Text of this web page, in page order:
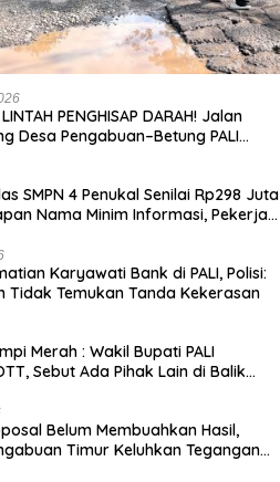
PENGHISAP DARAH! Jalan
Desa Pengabuan–Betung PALI
SMPN 4 Penukal Senilai Rp298 Juta
Nama Minim Informasi, Pekerja
Karyawati Bank di PALI, Polisi:
Tidak Temukan Tanda Kekerasan
Merah : Wakil Bupati PALI
Sebut Ada Pihak Lain di Balik
Belum Membuahkan Hasil,
Timur Keluhkan Tegangan